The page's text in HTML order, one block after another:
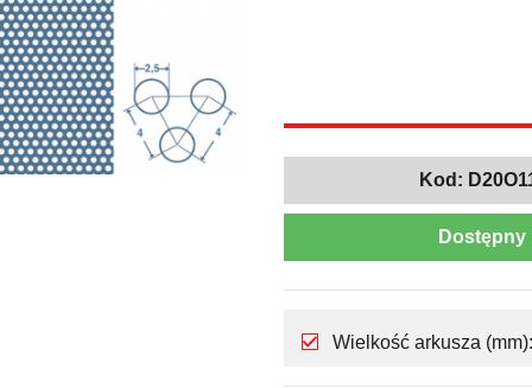
Kod:
Dostępny
Wielkość arkusza